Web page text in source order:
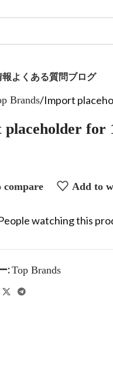
報よくある質問ブログ
Brands Import
for
compare Add to
watching this
:Top Brands